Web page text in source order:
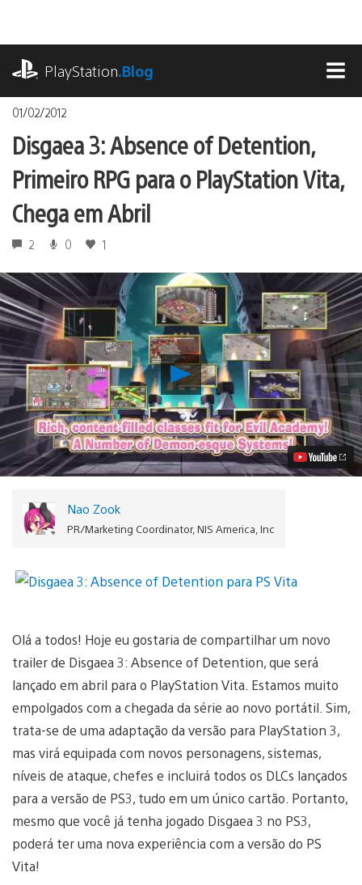
o
conteúdoPlayStation.Blog
01/02/2012
Disgaea 3: Absence of Detention,
Primeiro RPG para o PlayStation Vita,
Chega em Abril
2 0 1
Reproduzir
Disgaea
3:
Absence
of
Detention,
Primeiro
RPG
Vita,
Abril
Vídeo
Nao Zook
PR/Marketing Coordinator, NIS America, Inc
Olá a todos! Hoje eu gostaria de compartilhar um novo
trailer de Disgaea 3: Absence of Detention, que será
lançado em abril para o PlayStation Vita. Estamos muito
empolgados com a chegada da série ao novo portátil. Sim,
trata-se de uma adaptação da versão para PlayStation 3,
mas virá equipada com novos personagens, sistemas,
níveis de ataque, chefes e incluirá todos os DLCs lançados
para a versão de PS3, tudo em um único cartão. Portanto,
mesmo que você já tenha jogado Disgaea 3 no PS3,
poderá ter uma nova experiência com a versão do PS
Vita!